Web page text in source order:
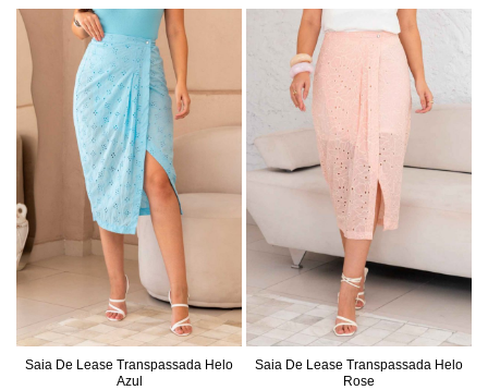
Saia De Lease Transpassada Helo
Azul
Saia De Lease Transpassada Helo
Rose